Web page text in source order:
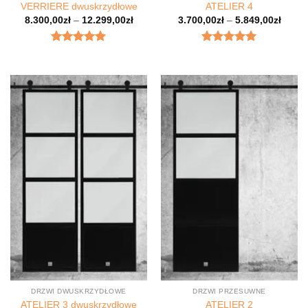
VERRIERE dwuskrzydłowe
8.300,00zł– 12.299,00zł
ATELIER 4
3.700,00zł– 5.849,00zł
DRZWI DWUSKRZYDŁOWE
ATELIER 3 dwuskrzydłowe
DRZWI PRZESUWNE
ATELIER 2